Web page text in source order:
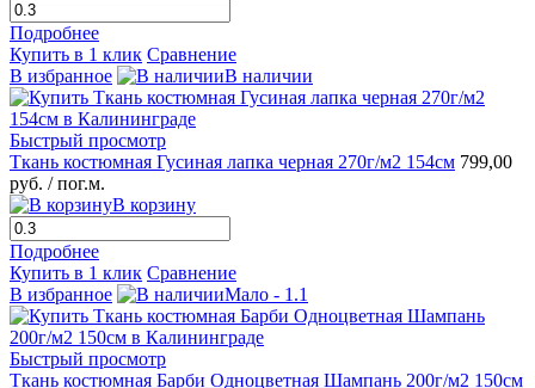
Подробнее
Купить в 1 клик Сравнение
В избранное
В наличии
Быстрый просмотр
Ткань костюмная Гусиная лапка черная 270г/м2 154см 799,00
руб. / пог.м.
В корзину
Подробнее
Купить в 1 клик Сравнение
В избранное
Мало - 1.1
Быстрый просмотр
Ткань костюмная Барби Одноцветная Шампань 200г/м2 150см